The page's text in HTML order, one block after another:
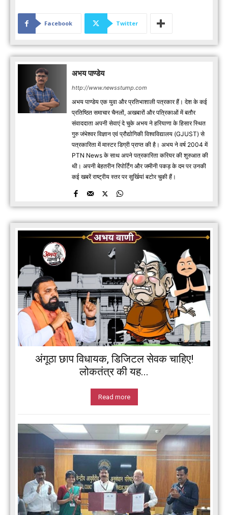
Facebook Twitter
अभय पाण्डेय
http://www.newsstump.com
अभय पाण्डेय एक युवा और प्रतिभाशाली पत्रकार हैं। देश के कई
प्रतिष्ठित समाचार चैनलों, अखबारों और पत्रिकाओं में बतौर
संवाददाता अपनी सेवाएं दे चुके अभय ने हरियाणा के हिसार स्थित
गुरु जंभेश्वर विज्ञान एवं प्रौद्योगिकी विश्वविद्यालय (GJUST) से
पत्रकारिता में मास्टर डिग्री प्राप्त की है। अभय ने वर्ष 2004 में
PTN News के साथ अपने पत्रकारिता करियर की शुरुआत की
थी। अपनी बेहतरीन रिपोर्टिंग और जमीनी पकड़ के दम पर उनकी
कई खबरें राष्ट्रीय स्तर पर सुर्खियां बटोर चुकी हैं।
अंगूठा छाप विधायक, डिजिटल सेवक चाहिए!
लोकतंत्र की यह...
Read more